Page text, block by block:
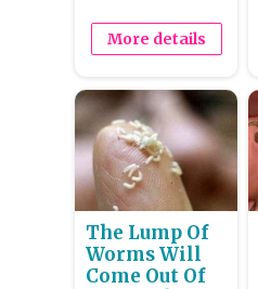
More details
The Lump Of
Worms Will
Come Out Of